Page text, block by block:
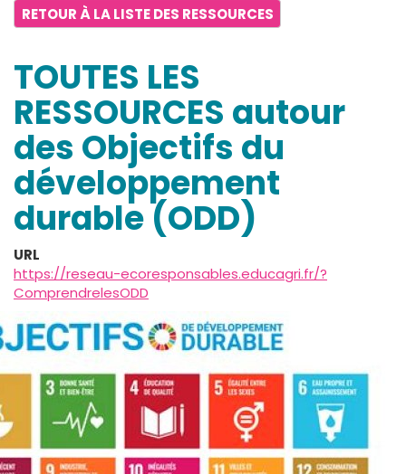
RETOUR À LA LISTE DES RESSOURCES
TOUTES LES
RESSOURCES autour
des Objectifs du
développement
durable (ODD)
URL
https://reseau-ecoresponsables.educagri.fr/?
ComprendrelesODD